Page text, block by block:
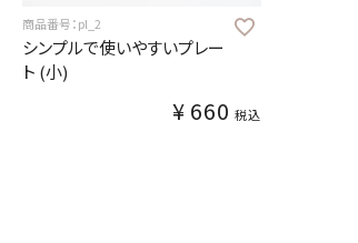
商品番号：pl_2
シンプルで使いやすいプレー
ト (小)
¥ 660 税込